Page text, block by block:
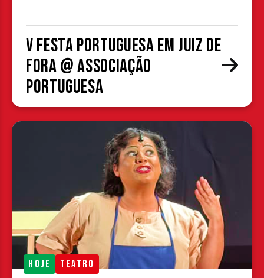
V Festa Portuguesa em Juiz de
Fora @ Associação
Portuguesa
HOJE TEATRO